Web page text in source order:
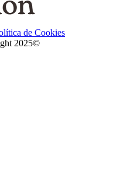
de Cookies
2025©